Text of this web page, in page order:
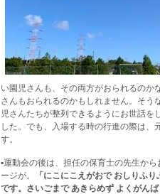
い園児さんも、その両方がおられるの
さんもおられるのかもしれません。そう
児さんたちが整列できるようにお世話
した。でも、入場する時の行進の際は
す。
▪️運動会の後は、担任の保育士の先生か
ージが。
「にこにこえがおで おしりふ
です。さいごまで あきらめず よくがんば